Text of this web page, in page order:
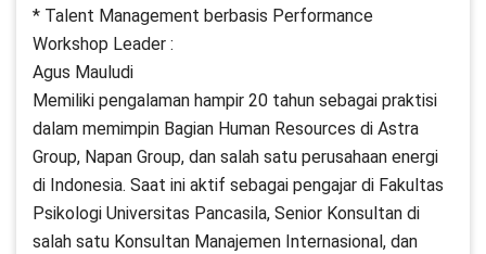
* Talent Management berbasis Performance
Workshop Leader :
Agus Mauludi
Memiliki pengalaman hampir 20 tahun sebagai praktisi
dalam memimpin Bagian Human Resources di Astra
Group, Napan Group, dan salah satu perusahaan energi
di Indonesia. Saat ini aktif sebagai pengajar di Fakultas
Psikologi Universitas Pancasila, Senior Konsultan di
salah satu Konsultan Manajemen Internasional, dan